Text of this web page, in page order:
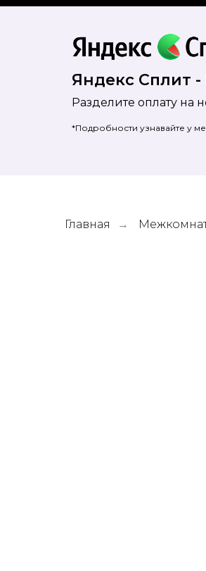
Разделите оплату на
Яндекс Сплит -
*Подробности узнавайте у
Главная →